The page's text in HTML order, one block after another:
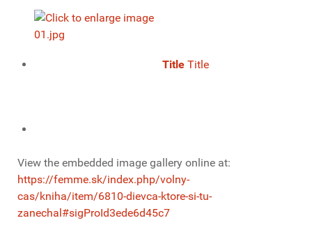
Title Title
View the embedded image gallery online at:
https://femme.sk/index.php/volny-
cas/kniha/item/6810-dievca-ktore-si-tu-
zanechal#sigProId3ede6d45c7